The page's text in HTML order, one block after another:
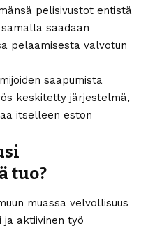
pelisivustot entistä
saadaan
pelaamisesta valvotun
saapumista
keskitetty järjestelmä,
itselleen eston
tuo?
muassa velvollisuus
ja aktiivinen työ